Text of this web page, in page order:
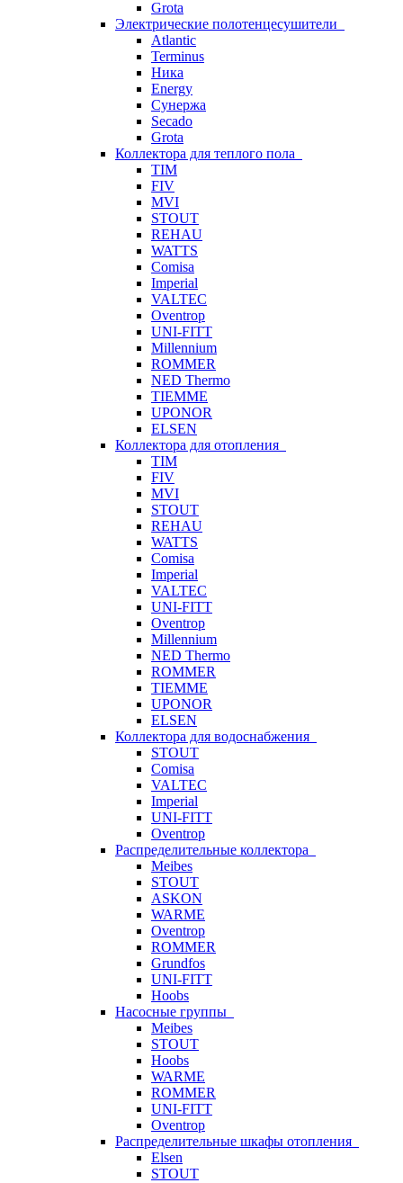
Grota
Электрические полотенцесушители
Atlantic
Terminus
Ника
Energy
Сунержа
Secado
Grota
Коллектора для теплого пола
TIM
FIV
MVI
STOUT
REHAU
WATTS
Comisa
Imperial
VALTEC
Oventrop
UNI-FITT
Millennium
ROMMER
NED Thermo
TIEMME
UPONOR
ELSEN
Коллектора для отопления
TIM
FIV
MVI
STOUT
REHAU
WATTS
Comisa
Imperial
VALTEC
UNI-FITT
Oventrop
Millennium
NED Thermo
ROMMER
TIEMME
UPONOR
ELSEN
Коллектора для водоснабжения
STOUT
Comisa
VALTEC
Imperial
UNI-FITT
Oventrop
Распределительные коллектора
Meibes
STOUT
ASKON
WARME
Oventrop
ROMMER
Grundfos
UNI-FITT
Hoobs
Насосные группы
Meibes
STOUT
Hoobs
WARME
ROMMER
UNI-FITT
Oventrop
Распределительные шкафы отопления
Elsen
STOUT